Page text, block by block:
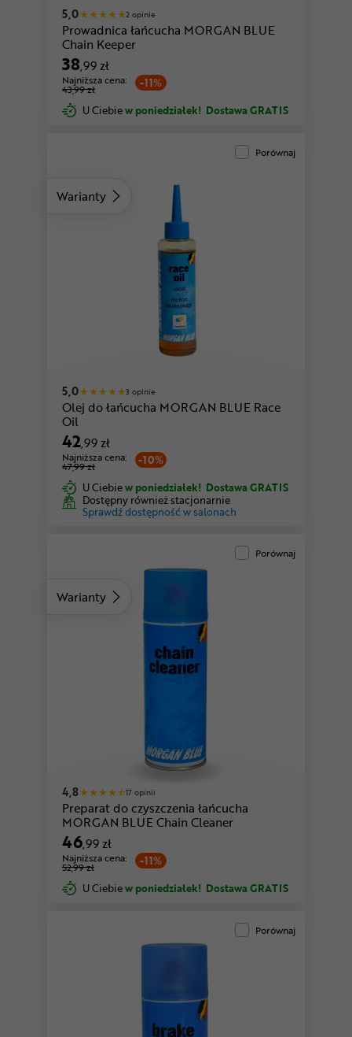
5,0 2 opinie
Prowadnica łańcucha MORGAN BLUE
Chain Keeper
38,99 zł
-11%
Najniższa cena:
43,99 zł
U Ciebiew poniedziałek! Dostawa GRATIS
Warianty
Porównaj
5,0 3 opinie
Olej do łańcucha MORGAN BLUE Race
Oil
42,99 zł
-10%
Najniższa cena:
47,99 zł
U Ciebiew poniedziałek! Dostawa GRATIS
Dostępny również stacjonarnie
Sprawdź dostępność w salonach
Warianty
Porównaj
4,8 17 opinii
Preparat do czyszczenia łańcucha
MORGAN BLUE Chain Cleaner
46,99 zł
-11%
Najniższa cena:
52,99 zł
U Ciebiew poniedziałek! Dostawa GRATIS
Porównaj